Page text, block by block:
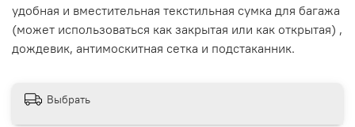
удобная и вместительная текстильная сумка для багажа
(может использоваться как закрытая или как открытая) ,
дождевик, антимоскитная сетка и подстаканник.
Выбрать